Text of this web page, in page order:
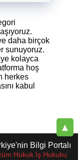
daha birçok
sunuyoruz.
kolayca
hoş
herkes
kabul
▲
Bilgi Portalı
Hukuk İş Hukuku